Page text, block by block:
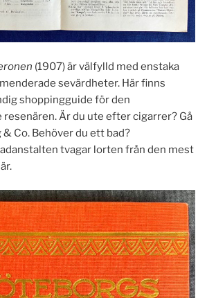
(1907) är välfylld med enstaka
sevärdheter. Här finns
shoppingguide för den
Är du ute efter cigarrer? Gå
Co. Behöver du ett bad?
tvagar lorten från den mest